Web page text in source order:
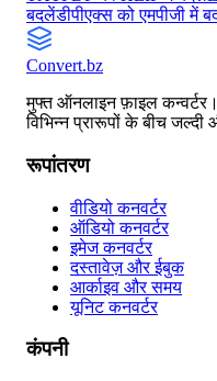
बदलेंडीपीएक्स को एमपीजी में
Convert.bz
मुफ्त ऑनलाइन फ़ाइल कन्वर्टर।
विभिन्न प्रारूपों के बीच
रूपांतरण
वीडियो कनवर्टर
ऑडियो कनवर्टर
इमेज कनवर्टर
दस्तावेज़ और ईबुक
आर्काइव और समय
यूनिट कनवर्टर
कंपनी